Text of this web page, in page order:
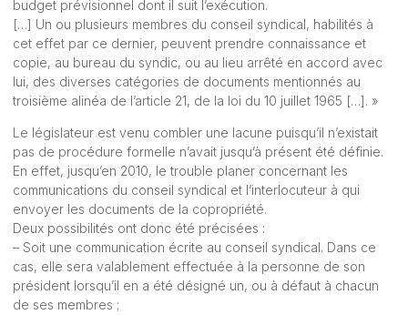
budget prévisionnel dont il suit l’exécution.
[…] Un ou plusieurs membres du conseil syndical, habilités à
cet effet par ce dernier, peuvent prendre connaissance et
copie, au bureau du syndic, ou au lieu arrêté en accord avec
lui, des diverses catégories de documents mentionnés au
troisième alinéa de l’article 21, de la loi du 10 juillet 1965 […]. »
Le législateur est venu combler une lacune puisqu’il n’existait
pas de procédure formelle n’avait jusqu’à présent été définie.
En effet, jusqu’en 2010, le trouble planer concernant les
communications du conseil syndical et l’interlocuteur à qui
envoyer les documents de la copropriété.
Deux possibilités ont donc été précisées :
– Soit une communication écrite au conseil syndical. Dans ce
cas, elle sera valablement effectuée à la personne de son
président lorsqu’il en a été désigné un, ou à défaut à chacun
de ses membres ;